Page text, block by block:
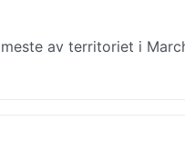
av territoriet i